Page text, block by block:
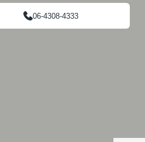
06-4308-4333